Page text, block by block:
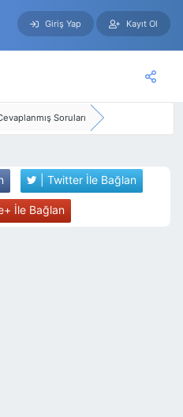
Giriş Yap Kayıt Ol
Soruları
| Twitter İle Bağlan
İle Bağlan